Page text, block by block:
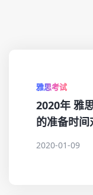
雅思考试
2020年 雅
的准备时间
2020-01-09